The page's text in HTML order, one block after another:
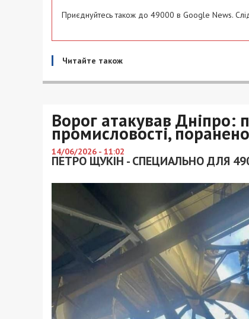
Приєднуйтесь також до 49000 в Google News.
Читайте також
Ворог атакував Дніпро:
промисловості,
14/06/2026 - 11:02
ПЕТРО ЩУКІН - СПЕЦИАЛЬНО ДЛЯ